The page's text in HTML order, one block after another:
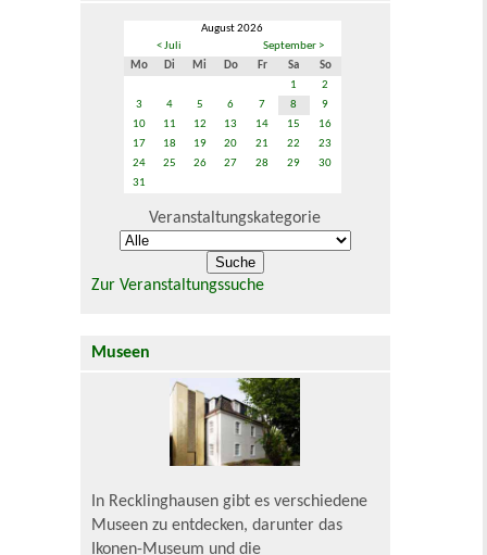
August 2026
< Juli
September >
Mo
Di Mi Do Fr Sa
So
1
2
3
4 5 6 7 8
9
10
11 12 13 14 15
16
17
18 19 20 21 22
23
24
25 26 27 28 29
30
31
Veranstaltungskategorie
Zur Veranstaltungssuche
Museen
In Recklinghausen gibt es verschiedene
Museen zu entdecken, darunter das
Ikonen-Museum und die